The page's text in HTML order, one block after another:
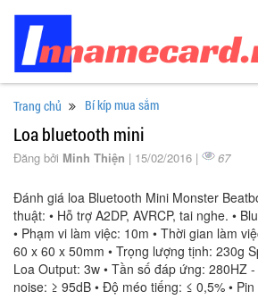
Trang chủ Bí kíp mua sắm
Loa bluetooth mini
Đăng bởi Minh Thiện | 15/02/2016 | 67
Đánh giá loa Bluetooth Mini Monster
thuật: • Hỗ trợ A2DP, AVRCP, tai nghe. •
• Phạm vi làm việc: 10m • Thời gian làm
60 x 60 x 50mm • Trọng lượng tịnh: 230g
Loa Output: 3w • Tần số đáp ứng: 280HZ
noise: ≥ 95dB • Độ méo tiếng: ≤ 0,5% •